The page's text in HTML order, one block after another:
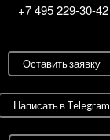
+7 495 229-30-42
Оставить заявку
Написать в Telegram